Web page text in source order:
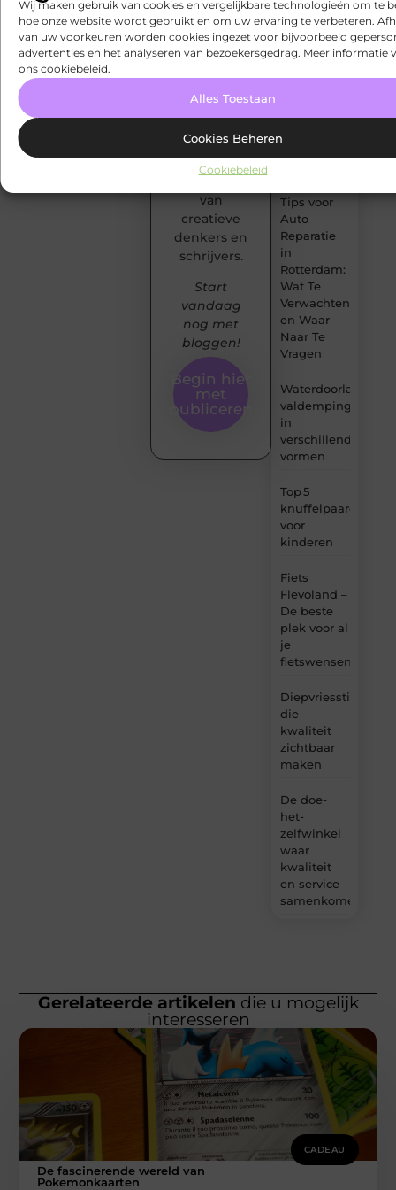
Wij maken gebruik van cookies en vergelijkbare technologieën om te
hoe onze website wordt gebruikt en om uw ervaring te verbeteren.
van uw voorkeuren worden cookies ingezet voor bijvoorbeeld
advertenties en het analyseren van bezoekersgedrag. Meer informatie
ons cookiebeleid.
Alles Toestaan
Cookies Beheren
Cookiebeleid
panelen
gebruiken
en waarom
waardevol
Tips voor
Auto
Reparatie
in
Rotterdam:
Wat Te
Verwachten
en Waar
Naar Te
Vragen
Waterdoorlatende
valdemping
in
verschillende
vormen
Top 5
voor
kinderen
Fiets
Flevoland –
De beste
plek voor al
je
fietswensen
Diepvriesstickers
die
kwaliteit
zichtbaar
maken
De doe-
het-
zelfwinkel
waar
kwaliteit
en service
samenkomen
Publiceer
moeiteloos
je blogs,
publiek en
bij een
groeiende
van
creatieve
denkers en
schrijvers.
Start
vandaag
nog met
bloggen!
Begin hier
met
publiceren
Gerelateerde artikelen die u mogelijk
interesseren
CADEAU
De fascinerende wereld van
Pokemonkaarten